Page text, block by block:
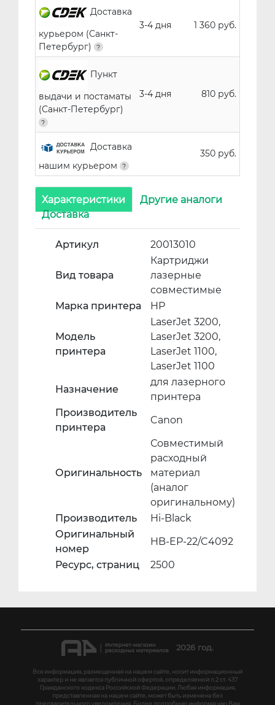
Доставка
курьером (Санкт-
Петербург)
3-4 дня 1 360 руб.
Пункт
выдачи и постаматы
(Санкт-Петербург)
3-4 дня 810 руб.
Доставка
нашим курьером
350 руб.
Характеристики
Другие аналоги
Доставка
Артикул 20013010
Вид товара
Картриджи
лазерные
совместимые
Марка принтера
HP
Модель
принтера
LaserJet 3200,
LaserJet 3200,
LaserJet 1100,
LaserJet 1100
Назначение
для лазерного
принтера
Производитель
принтера
Canon
Оригинальность
Совместимый
расходный
материал
(аналог
оригинальному)
Производитель
Hi-Black
Оригинальный
номер
HB-EP-22/C4092
Ресурс, страниц
2500
2026 год.
Вся информация, размещенная на нашем сайте, носит информационный
характер и не является публичной офертой, определяемой п.2 ст. 437
Гражданского кодекса Российской Федерации. Любая информация,
представленная на нашем сайте, может быть изменена без